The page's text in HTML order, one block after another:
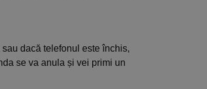
dacă telefonul este închis,
se va anula și vei primi un